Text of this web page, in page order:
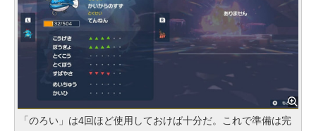
「のろい」は4回ほど使用しておけば十分だ。これで準備は完